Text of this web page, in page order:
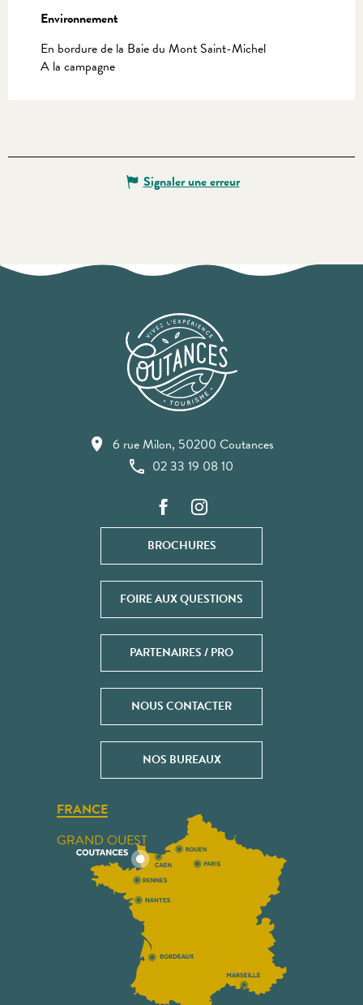
Environnement
Environnement
En bordure de la Baie du Mont Saint-Michel
A la campagne
Signaler une erreur
6 rue Milon, 50200 Coutances
02 33 19 08 10
BROCHURES
FOIRE AUX QUESTIONS
PARTENAIRES / PRO
NOUS CONTACTER
NOS BUREAUX
FRANCE
GRAND OUEST